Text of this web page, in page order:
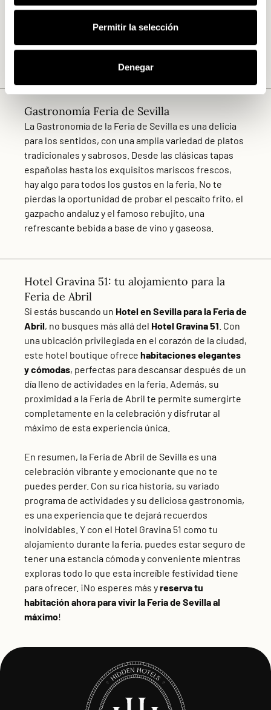
Permitir la selección
Denegar
en el mundo de los trajes regionales, ya que está
abierto a las tendencias de la moda femenina,
adaptándose a nuevos estilos y diseños mientras
Gastronomía Feria de Sevilla
La Gastronomía de la Feria de Sevilla es una delicia
para los sentidos, con una amplia variedad de platos
tradicionales y sabrosos. Desde las clásicas tapas
españolas hasta los exquisitos mariscos frescos,
hay algo para todos los gustos en la feria. No te
pierdas la oportunidad de probar el pescaíto frito, el
gazpacho andaluz y el famoso rebujito, una
refrescante bebida a base de vino y gaseosa.
Hotel Gravina 51: tu alojamiento para la
Feria de Abril
Si estás buscando un Hotel en Sevilla para la Feria de
Abril, no busques más allá del Hotel Gravina 51 . Con
una ubicación privilegiada en el corazón de la ciudad,
este hotel boutique ofrece habitaciones elegantes
y cómodas, perfectas para descansar después de un
día lleno de actividades en la feria. Además, su
proximidad a la Feria de Abril te permite sumergirte
completamente en la celebración y disfrutar al
máximo de esta experiencia única.
En resumen, la Feria de Abril de Sevilla es una
celebración vibrante y emocionante que no te
puedes perder. Con su rica historia, su variado
programa de actividades y su deliciosa gastronomía,
es una experiencia que te dejará recuerdos
inolvidables. Y con el Hotel Gravina 51 como tu
alojamiento durante la feria, puedes estar seguro de
tener una estancia cómoda y conveniente mientras
exploras todo lo que esta increíble festividad tiene
para ofrecer. ¡No esperes más yreserva tu
habitación ahora para vivir la Feria de Sevilla al
máximo!